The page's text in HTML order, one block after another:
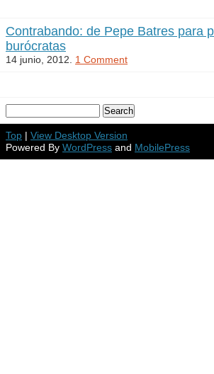
Contrabando: de Pepe Batres para
burócratas
14 junio, 2012. 1 Comment
Top | View Desktop Version
Powered By WordPress and MobilePress